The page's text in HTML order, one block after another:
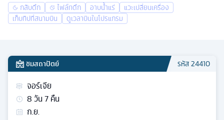
กลับดึก ไฟล์ทดึก อาบน้ำแร่
แวะเปลี่ยนเครื่อง
เก็บทิปที่สนามบิน
ดูเวลาบินในโปรแกรม
ชมสถาปัตย์ รหัส24410
จอร์เจีย
8วัน7คืน
ก.ย.